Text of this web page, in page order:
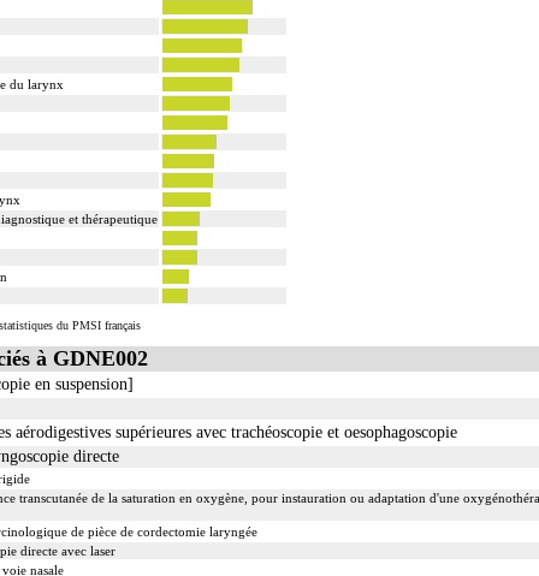
du larynx
et thérapeutique
du PMSI français
à GDNE002
en suspension]
aérodigestives supérieures avec trachéoscopie et oesophagoscopie
directe
transcutanée de la saturation en oxygène, pour instauration ou adaptation d'une
de pièce de cordectomie laryngée
directe avec laser
nasale